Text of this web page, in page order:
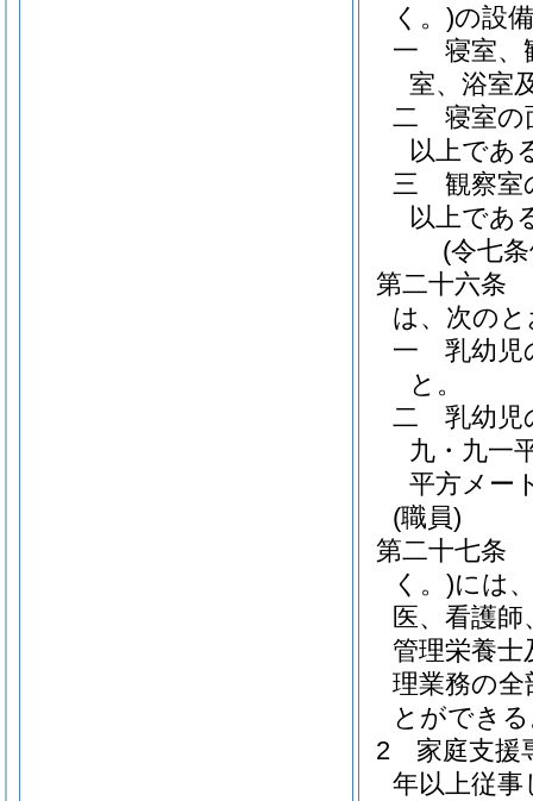
く。)の設
一
寝室、
室、浴室
二
寝室の
以上であ
三
観察室
以上であ
(令七
第二十六条
は、次の
一
乳幼児
と。
二
乳幼児
九・九一
平方メー
(職員)
第二十七条
く。)には
医、看護
管理栄養
理業務の
とができ
2
家庭支援
年以上従